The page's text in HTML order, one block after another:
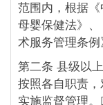
范围内，根据
母婴保健法》
术服务管理条
第二条 县级以
按照各自职责
实施监督管理。